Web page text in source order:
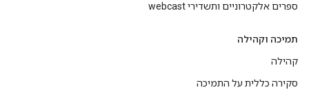
ספרים אלקטרוניים ותשדירי webcast
תמיכה וקהילה
קהילה
סקירה כללית על התמיכה